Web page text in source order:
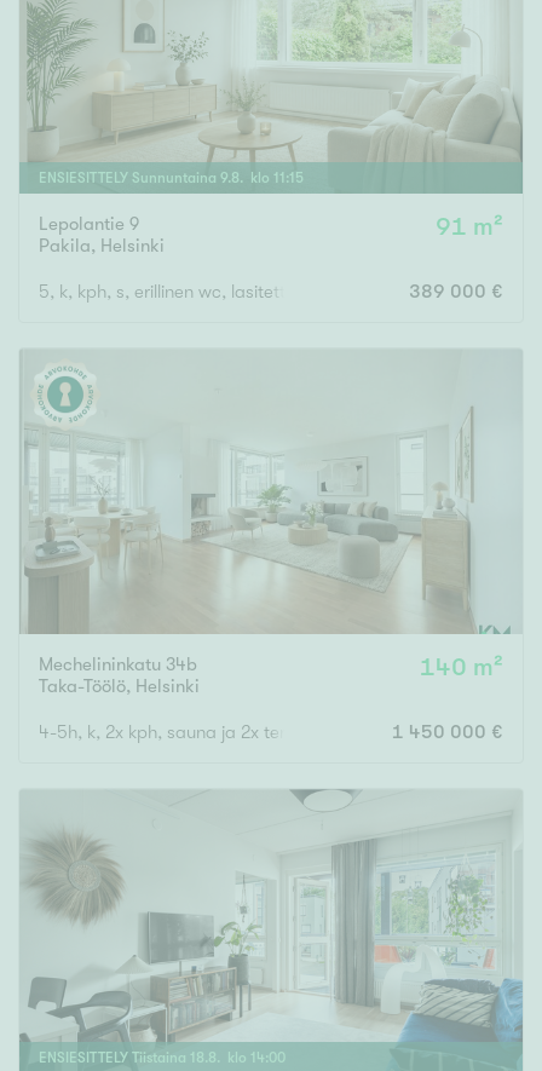
ENSIESITTELY Sunnuntaina 9.8. klo 11 :15
Lepolantie 9
Pakila, Helsinki
91 m²
5, k, kph, s, erillinen wc, lasitettu parveke, piha, autotalli
389 000 €
Mechelininkatu 34b
Taka-Töölö, Helsinki
140 m²
4-5h, k, 2x kph, sauna ja 2x terassi. 1 450 000 €
ENSIESITTELY Tiistaina 18 . 8 . klo 14:00